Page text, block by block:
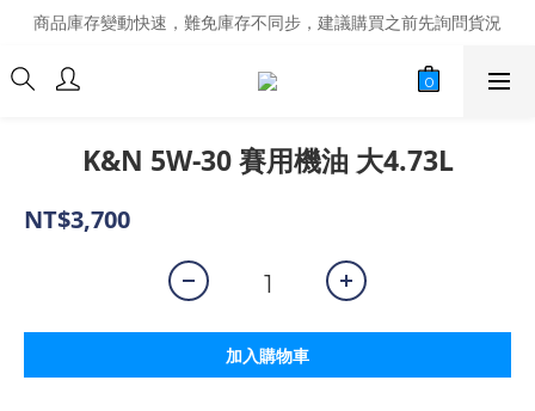
商品庫存變動快速，難免庫存不同步，建議購買之前先詢問貨況
商品庫存變動快速，難免庫存不同步，建議購買之前先詢問貨況
經營超過20年的改裝老字號，安全有保障
K&N 5W-30 賽用機油 大4.73L
NT$3,700
加入購物車